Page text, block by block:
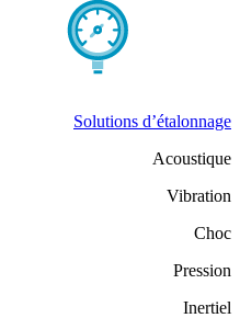
Solutions d’étalonnage
Acoustique
Vibration
Choc
Pression
Inertiel